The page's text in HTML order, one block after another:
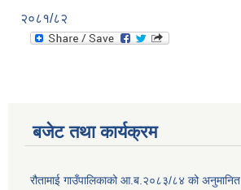
२०८१/८२
बजेट तथा कार्यक्रम
रौतामाई गाउँपालिकाको आ.ब.२०८३/८४ को अनुमानित